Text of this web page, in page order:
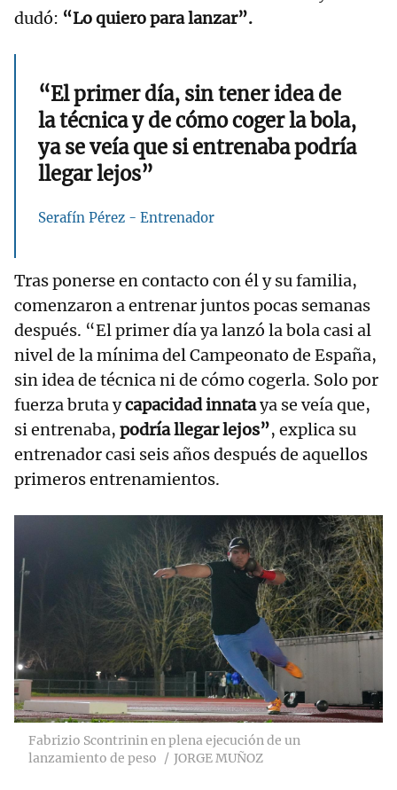
dudó: “Lo quiero para lanzar”.
“El primer día, sin tener idea de
la técnica y de cómo coger la bola,
ya se veía que si entrenaba podría
llegar lejos”
Serafín Pérez - Entrenador
Tras ponerse en contacto con él y su familia,
comenzaron a entrenar juntos pocas semanas
después. “El primer día ya lanzó la bola casi al
nivel de la mínima del Campeonato de España,
sin idea de técnica ni de cómo cogerla. Solo por
fuerza bruta ycapacidad innataya se veía que,
si entrenaba, podría llegar lejos”, explica su
entrenador casi seis años después de aquellos
primeros entrenamientos.
Fabrizio Scontrinin en plena ejecución de un
lanzamiento de peso
JORGE MUÑOZ